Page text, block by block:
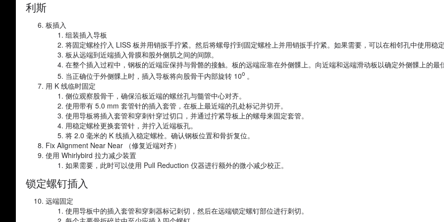
利斯
板插入
组装插入导板
将固定螺栓拧入 LISS 板并用销扳手拧紧。然后将螺母拧到固定螺栓上并用销扳手拧紧。如果需要，可以在相邻孔中使用稳定
板从远端到近端插入骨膜和股外侧肌之间的间隙。
在整个插入过程中，钢板的近端应保持与骨骼的接触。板的远端应靠在外侧髁上。向近端和远端滑动板以确定外侧髁上的最
当正确位于外侧髁上时，插入导板将向股骨干内部旋转 10o 。
用 K 线临时固定
侧位观察股骨干，确保沿板近端的螺丝孔与髓管中心对齐。
使用带有 5.0 mm 套管针的插入套管，在板上最近端的孔处标记并切开。
使用导板将插入套管和穿刺针穿过切口，并通过拧紧导板上的螺母来固定套管。
用稳定螺栓更换套管针，并拧入近端板孔。
将 2.0 毫米的 K 线插入稳定螺栓。确认钢板位置和骨折复位。
Fix Alignment Near Near （修复近端对齐）
使用 Whirlybird 拉力减少装置
如果需要，此时可以使用 Pull Reduction 仪器进行额外的微小减少校正。
锁定螺钉插入
远端固定
使用导板中的插入套管和穿刺器标记刺切，然后在远端锁定螺钉部位进行刺切。